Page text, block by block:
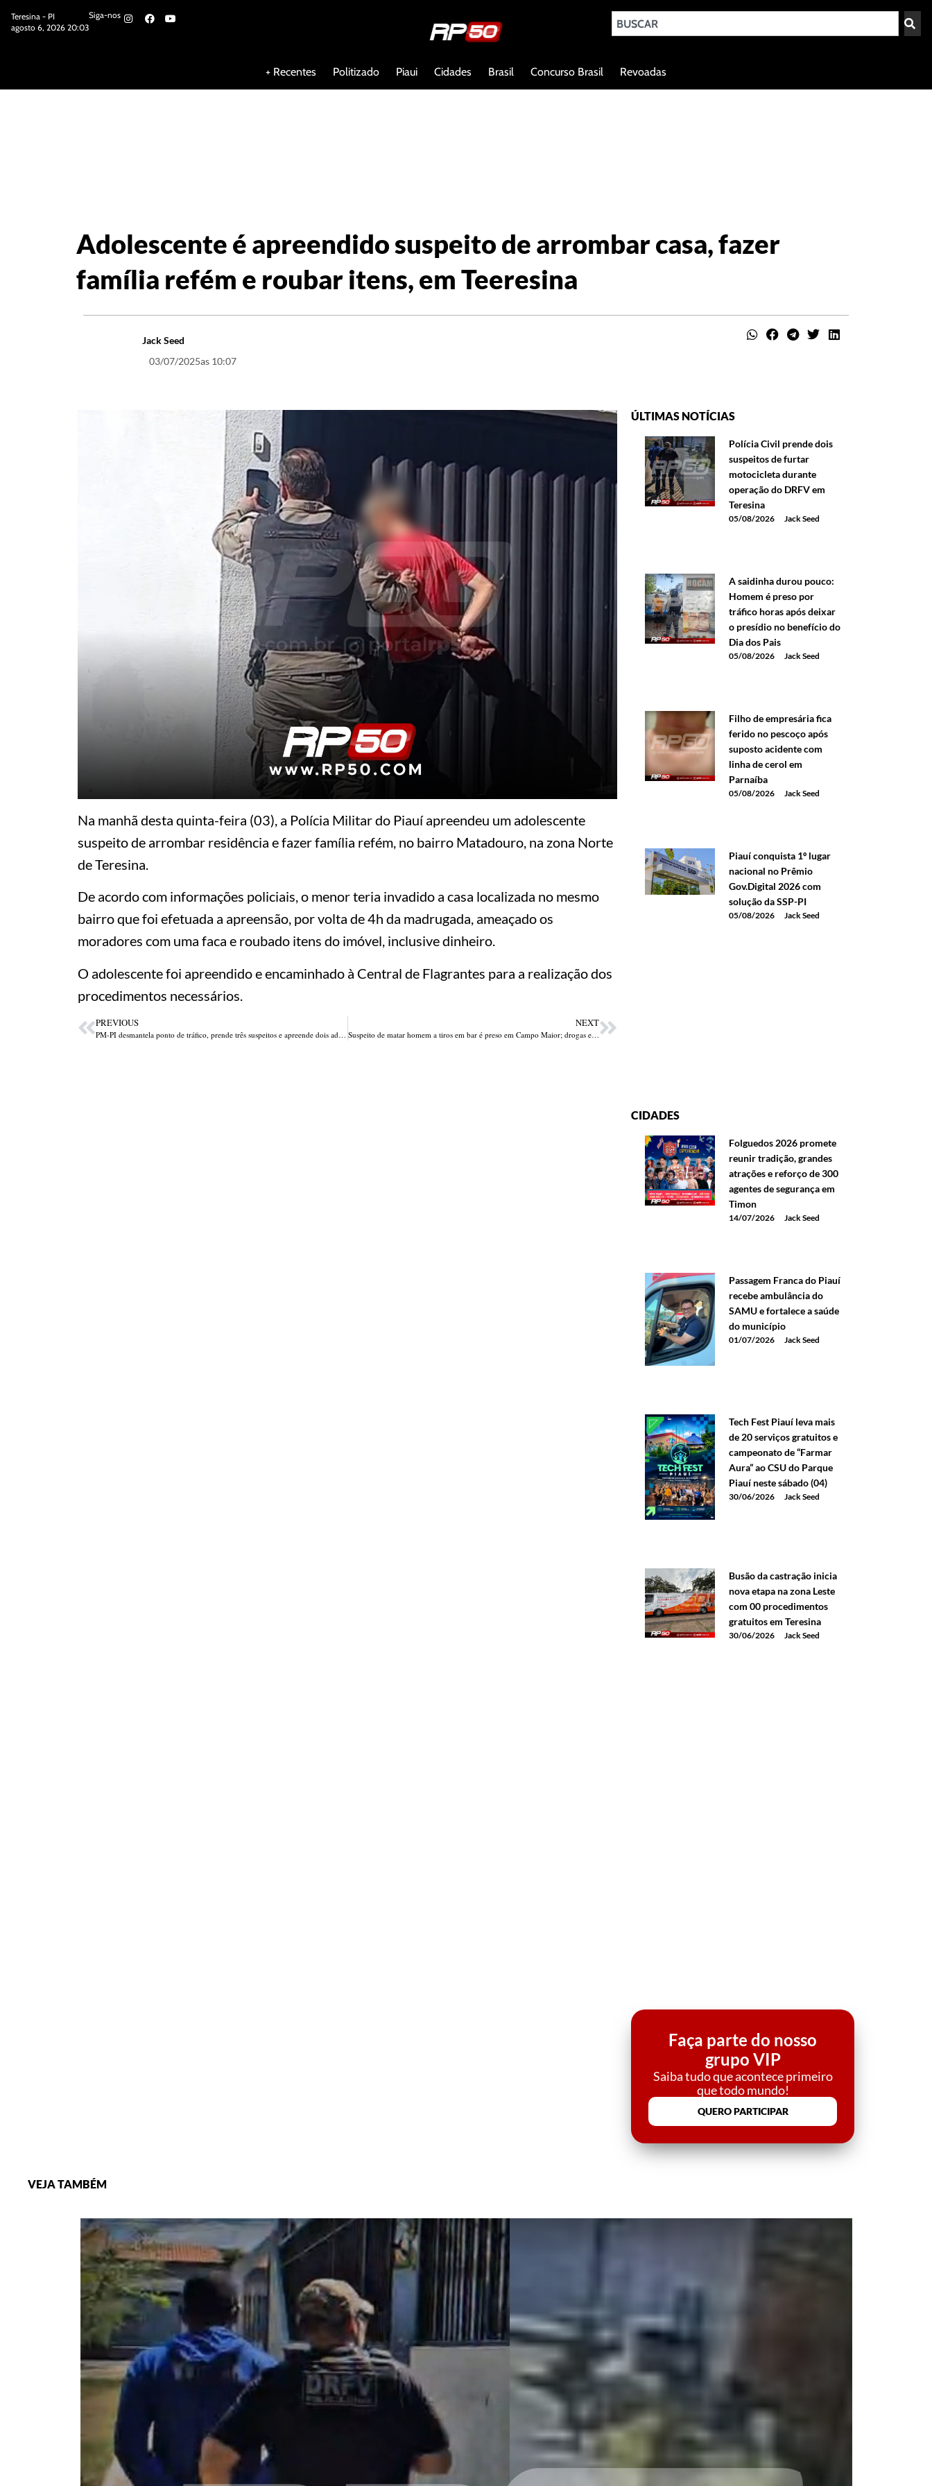
Teresina - PI
agosto 6, 2026 20:03
Siga-nos
+ Recentes Politizado Piaui Cidades Brasil Concurso Brasil Revoadas
Adolescente é apreendido suspeito de arrombar casa, fazer
família refém e roubar itens, em Teeresina
Jack Seed
03/07/2025as 10:07
Na manhã desta quinta-feira (03), a Polícia Militar do Piauí apreendeu um adolescente
suspeito de arrombar residência e fazer família refém, no bairro Matadouro, na zona Norte
de Teresina.
De acordo com informações policiais, o menor teria invadido a casa localizada no mesmo
bairro que foi efetuada a apreensão, por volta de 4h da madrugada, ameaçado os
moradores com uma faca e roubado itens do imóvel, inclusive dinheiro.
O adolescente foi apreendido e encaminhado à Central de Flagrantes para a realização dos
procedimentos necessários.
PREVIOUS
PM-PI desmantela ponto de tráfico, prende três suspeitos e apreende dois adolescentes em Valença
NEXT
Suspeito de matar homem a tiros em bar é preso em Campo Maior; drogas e armas brancas são apreendidas
ÚLTIMAS NOTÍCIAS
Polícia Civil prende dois
suspeitos de furtar
motocicleta durante
operação do DRFV em
Teresina
05/08/2026 Jack Seed
A saidinha durou pouco:
Homem é preso por
tráfico horas após deixar
o presídio no benefício do
Dia dos Pais
05/08/2026 Jack Seed
Filho de empresária fica
ferido no pescoço após
suposto acidente com
linha de cerol em
Parnaíba
05/08/2026 Jack Seed
Piauí conquista 1º lugar
nacional no Prêmio
Gov.Digital 2026 com
solução da SSP-PI
05/08/2026 Jack Seed
CIDADES
Folguedos 2026 promete
reunir tradição, grandes
atrações e reforço de 300
agentes de segurança em
Timon
14/07/2026 Jack Seed
Passagem Franca do Piauí
recebe ambulância do
SAMU e fortalece a saúde
do município
01/07/2026 Jack Seed
Tech Fest Piauí leva mais
de 20 serviços gratuitos e
campeonato de “Farmar
Aura” ao CSU do Parque
Piauí neste sábado (04)
30/06/2026 Jack Seed
Busão da castração inicia
nova etapa na zona Leste
com 00 procedimentos
gratuitos em Teresina
30/06/2026 Jack Seed
Faça parte do nosso
grupo VIP
Saiba tudo que acontece primeiro
que todo mundo!
QUERO PARTICIPAR
VEJA TAMBÉM